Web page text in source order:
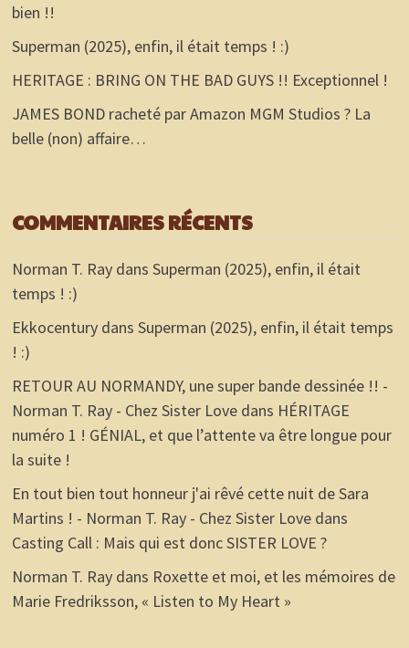
bien !!
Superman (2025), enfin, il était temps ! :)
HERITAGE : BRING ON THE BAD GUYS !! Exceptionnel !
JAMES BOND racheté par Amazon MGM Studios ? La
belle (non) affaire…
COMMENTAIRES RÉCENTS
Norman T. Raydans Superman (2025), enfin, il était
temps ! :)
Ekkocenturydans Superman (2025), enfin, il était temps
! :)
RETOUR AU NORMANDY, une super bande dessinée !! -
Norman T. Ray - Chez Sister Lovedans HÉRITAGE
numéro 1 ! GÉNIAL, et que l’attente va être longue pour
la suite !
En tout bien tout honneur j'ai rêvé cette nuit de Sara
Martins ! - Norman T. Ray - Chez Sister Lovedans
Casting Call : Mais qui est donc SISTER LOVE ?
Norman T. Raydans Roxette et moi, et les mémoires de
Marie Fredriksson, « Listen to My Heart »